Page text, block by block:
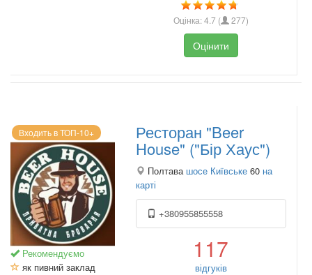
Оцінка:4.7 ( 277)
Оцінити
Входить в ТОП-10+
Рекомендуємо
як пивний заклад
Ресторан "Beer
House" ("Бір Хаус")
Полтава шосе Київське 60 на
карті
+380955855558
117
відгуків